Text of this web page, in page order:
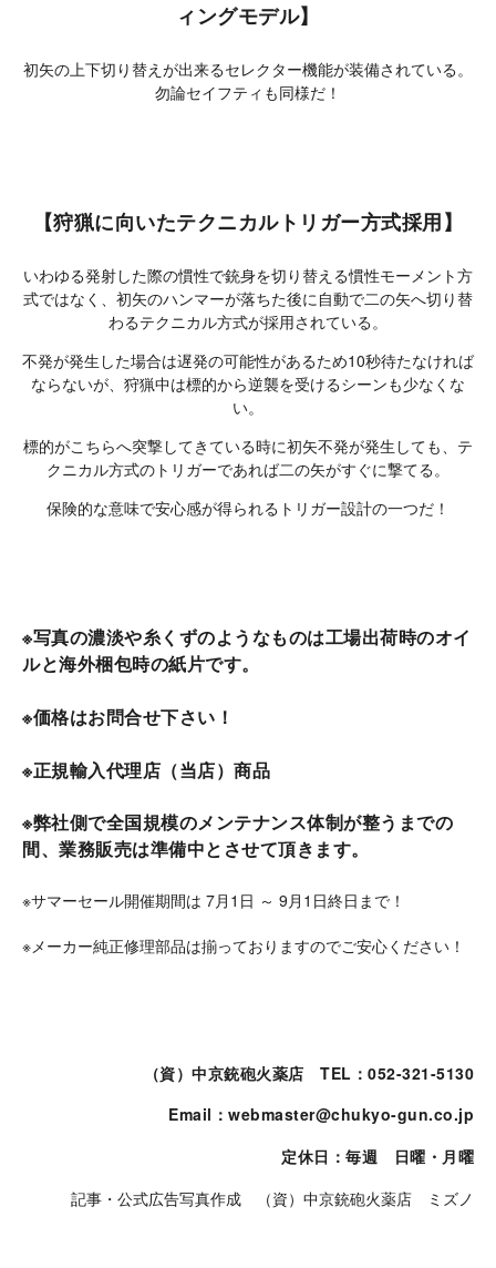
ィングモデル】
初矢の上下切り替えが出来るセレクター機能が装備されている。
勿論セイフティも同様だ！
【狩猟に向いたテクニカルトリガー方式採用】
いわゆる発射した際の慣性で銃身を切り替える慣性モーメント方
式ではなく、初矢のハンマーが落ちた後に自動で二の矢へ切り替
わるテクニカル方式が採用されている。
不発が発生した場合は遅発の可能性があるため10秒待たなければ
ならないが、狩猟中は標的から逆襲を受けるシーンも少なくな
い。
標的がこちらへ突撃してきている時に初矢不発が発生しても、テ
クニカル方式のトリガーであれば二の矢がすぐに撃てる。
保険的な意味で安心感が得られるトリガー設計の一つだ！
※写真の濃淡や糸くずのようなものは工場出荷時のオイ
ルと海外梱包時の紙片です。
※価格はお問合せ下さい！
※正規輸入代理店（当店）商品
※弊社側で全国規模のメンテナンス体制が整うまでの
間、業務販売は準備中とさせて頂きます。
※サマーセール開催期間は 7月1日 ～ 9月1日終日まで！
※メーカー純正修理部品は揃っておりますのでご安心ください！
（資）中京銃砲火薬店 TEL：052-321-5130
Email：webmaster@chukyo-gun.co.jp
定休日：毎週 日曜・月曜
記事・公式広告写真作成 （資）中京銃砲火薬店 ミズノ